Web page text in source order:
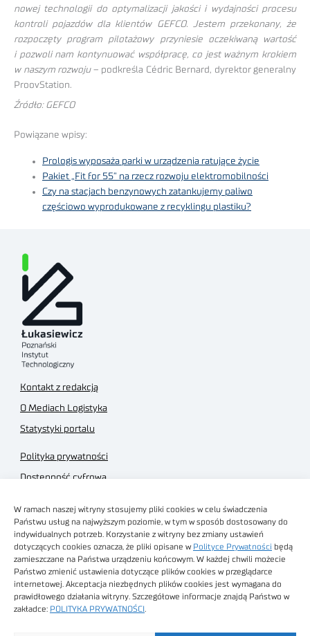
W ramach naszej witryny stosujemy pliki cookies w celu świadczenia
Państwu usług na najwyższym poziomie, w tym w sposób dostosowany do
indywidualnych potrzeb. Korzystanie z witryny bez zmiany ustawień
dotyczących cookies oznacza, że pliki opisane w Polityce Prywatności będą
zamieszczane na Państwa urządzeniu końcowym. W każdej chwili możecie
Państwo zmienić ustawienia dotyczące plików cookies w przeglądarce
internetowej. Akceptacja niezbędnych plików cookies jest wymagana do
prawidłowego działania witryny. Szczegółowe informacje znajdą Państwo w
zakładce: POLITYKA PRYWATNOŚCI
nowej technologii do optymalizacji jakości i wydajności procesu
kontroli pojazdów dla klientów GEFCO. Jestem przekonany, że
rozpoczęty program pilotażowy przyniesie oczekiwaną wartość
i pozwoli nam kontynuować współpracę, co jest ważnym krokiem
w naszym rozwoju– podkreśla Cédric Bernard, dyrektor generalny
ProovStation.
Źródło: GEFCO
Powiązane wpisy:
Prologis wyposaża parki w urządzenia ratujące życie
Pakiet „Fit for 55” na rzecz rozwoju elektromobilności
Czy na stacjach benzynowych zatankujemy paliwo
częściowo wyprodukowane z recyklingu plastiku?
Kontakt z redakcją
O Mediach Logistyka
Statystyki portalu
Polityka prywatności
Dostępność cyfrowa
Regulamin sklepu
Obrazy stockowe
autorstwa